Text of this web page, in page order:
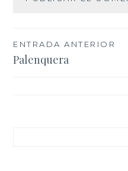
Navegación
de
ENTRADA ANTERIOR
Palenquera